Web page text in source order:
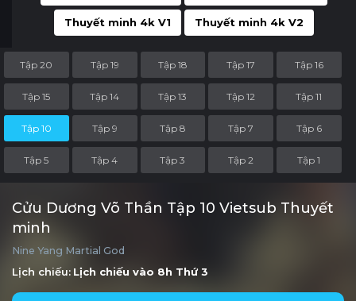
Thuyết minh 4k V1 Thuyết minh 4k V2
Tập 20 Tập 19 Tập 18 Tập 17 Tập 16
Tập 15 Tập 14 Tập 13 Tập 12 Tập 11
Tập 10 Tập 9 Tập 8 Tập 7 Tập 6
Tập 5 Tập 4 Tập 3 Tập 2 Tập 1
Cửu Dương Võ Thần Tập 10 Vietsub Thuyết
minh
Nine Yang Martial God
Lịch chiếu: Lịch chiếu vào 8h Thứ 3